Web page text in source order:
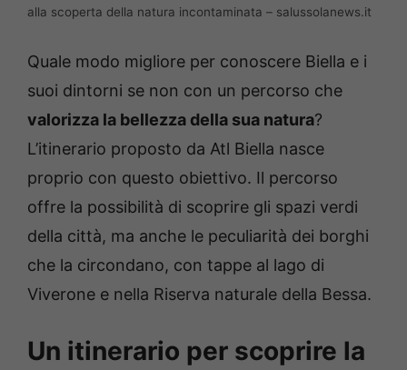
alla scoperta della natura incontaminata – salussolanews.it
Quale modo migliore per conoscere Biella e i
suoi dintorni se non con un percorso che
valorizza la bellezza della sua natura?
L’itinerario proposto da Atl Biella nasce
proprio con questo obiettivo. Il percorso
offre la possibilità di scoprire gli spazi verdi
della città, ma anche le peculiarità dei borghi
che la circondano, con tappe al lago di
Viverone e nella Riserva naturale della Bessa.
Un itinerario per scoprire la